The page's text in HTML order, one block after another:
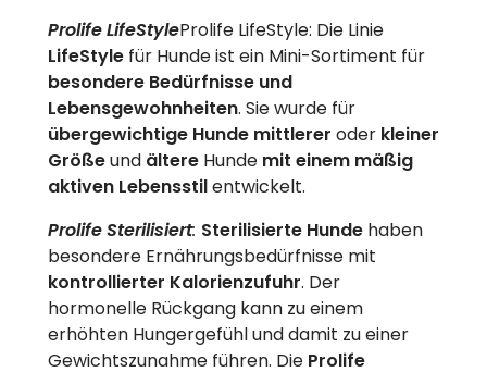
Prolife LifeStyleProlife LifeStyle: Die Linie
LifeStyle für Hunde ist ein Mini-Sortiment für
besondere Bedürfnisse und
Lebensgewohnheiten. Sie wurde für
übergewichtige Hunde mittlerer oder kleiner
Größeund ältere Hunde mit einem mäßig
aktiven Lebensstilentwickelt.
ProlifeSterilisiert: Sterilisierte Hunde haben
besondere Ernährungsbedürfnisse mit
kontrollierter Kalorienzufuhr. Der
hormonelle Rückgang kann zu einem
erhöhten Hungergefühl und damit zu einer
Gewichtszunahme führen. Die Prolife